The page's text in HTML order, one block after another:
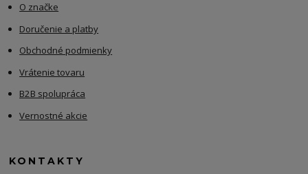
O značke
Doručenie a platby
Obchodné podmienky
Vrátenie tovaru
B2B spolupráca
Vernostné akcie
KONTAKTY